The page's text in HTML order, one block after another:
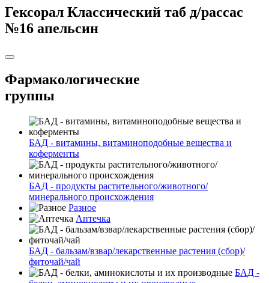
Гексорал Классический таб д/рассас
№16 апельсин
Фармакологические
группы
БАД - витамины, витаминоподобные вещества и
коферменты
БАД - продукты растительного/животного/
минерального происхождения
Разное
Аптечка
БАД - бальзам/взвар/лекарственные растения (сбор)/
фиточай/чай
БАД -